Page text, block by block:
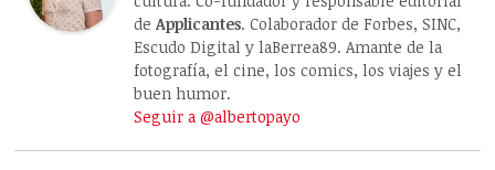
deApplicantes. Colaborador de Forbes, SINC,
Escudo Digital y laBerrea89. Amante de la
fotografía, el cine, los comics, los viajes y el
buen humor.
Seguir a @albertopayo